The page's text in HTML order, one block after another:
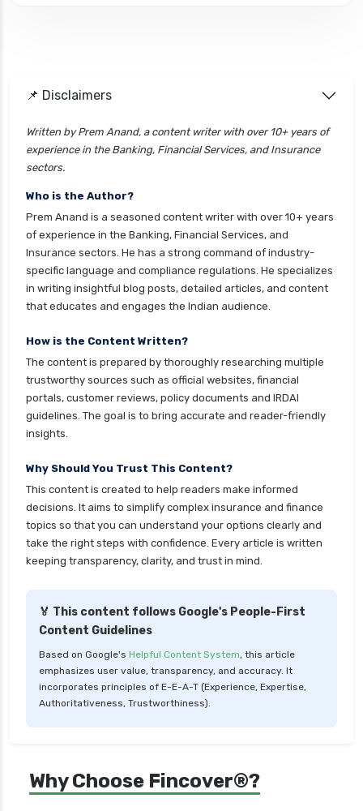
personal loan eligibility hdfc
personal loan eligibility idfc
personal loan eligibility incred
personal loan eligibility indusind bank
personal loan eligibility kotak
personal loan eligibility shriram
personal loan eligibility tata capital
personal loan eligibility yes bank
personal loan for ca
personal loan for defence personnel
personal loan for home renovation
personal loan for it professionals
personal loan for marriage
personal loan for nri
personal loan for salaried individuals
personal loan for self employed
personal loan for women
personal loan in 10 minutes
personal loan in andhra pradesh
personal loan in cochin
📌 Disclaimers
Written by Prem Anand, a content writer with over 10+ years of
experience in the Banking, Financial Services, and Insurance
sectors.
Who is the Author?
Prem Anand is a seasoned content writer with over 10+ years
of experience in the Banking, Financial Services, and
Insurance sectors. He has a strong command of industry-
specific language and compliance regulations. He specializes
in writing insightful blog posts, detailed articles, and content
that educates and engages the Indian audience.
How is the Content Written?
The content is prepared by thoroughly researching multiple
trustworthy sources such as official websites, financial
portals, customer reviews, policy documents and IRDAI
guidelines. The goal is to bring accurate and reader-friendly
insights.
Why Should You Trust This Content?
This content is created to help readers make informed
decisions. It aims to simplify complex insurance and finance
topics so that you can understand your options clearly and
take the right steps with confidence. Every article is written
keeping transparency, clarity, and trust in mind.
🏅 This content follows Google's People-First
Content Guidelines
Based on Google's Helpful Content System, this article
emphasizes user value, transparency, and accuracy. It
incorporates principles of E-E-A-T (Experience, Expertise,
Authoritativeness, Trustworthiness).
Why Choose Fincover®?